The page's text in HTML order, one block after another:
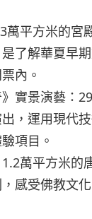
萬平方米的宮
了解華夏早
內。
》實景演藝：
，運用現代
項目。
萬平方米的
感受佛教文